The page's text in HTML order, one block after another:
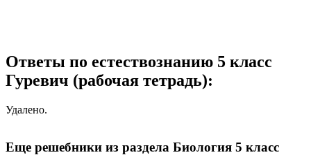
Ответы по естествознанию 5 класс
Гуревич (рабочая тетрадь):
Удалено.
Еще решебники из раздела Биология 5 класс